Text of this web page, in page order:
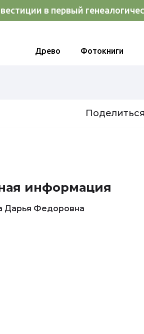
в первый
Древо Фотокниги
Поделиться
информация
Федорова Дарья Федоровна